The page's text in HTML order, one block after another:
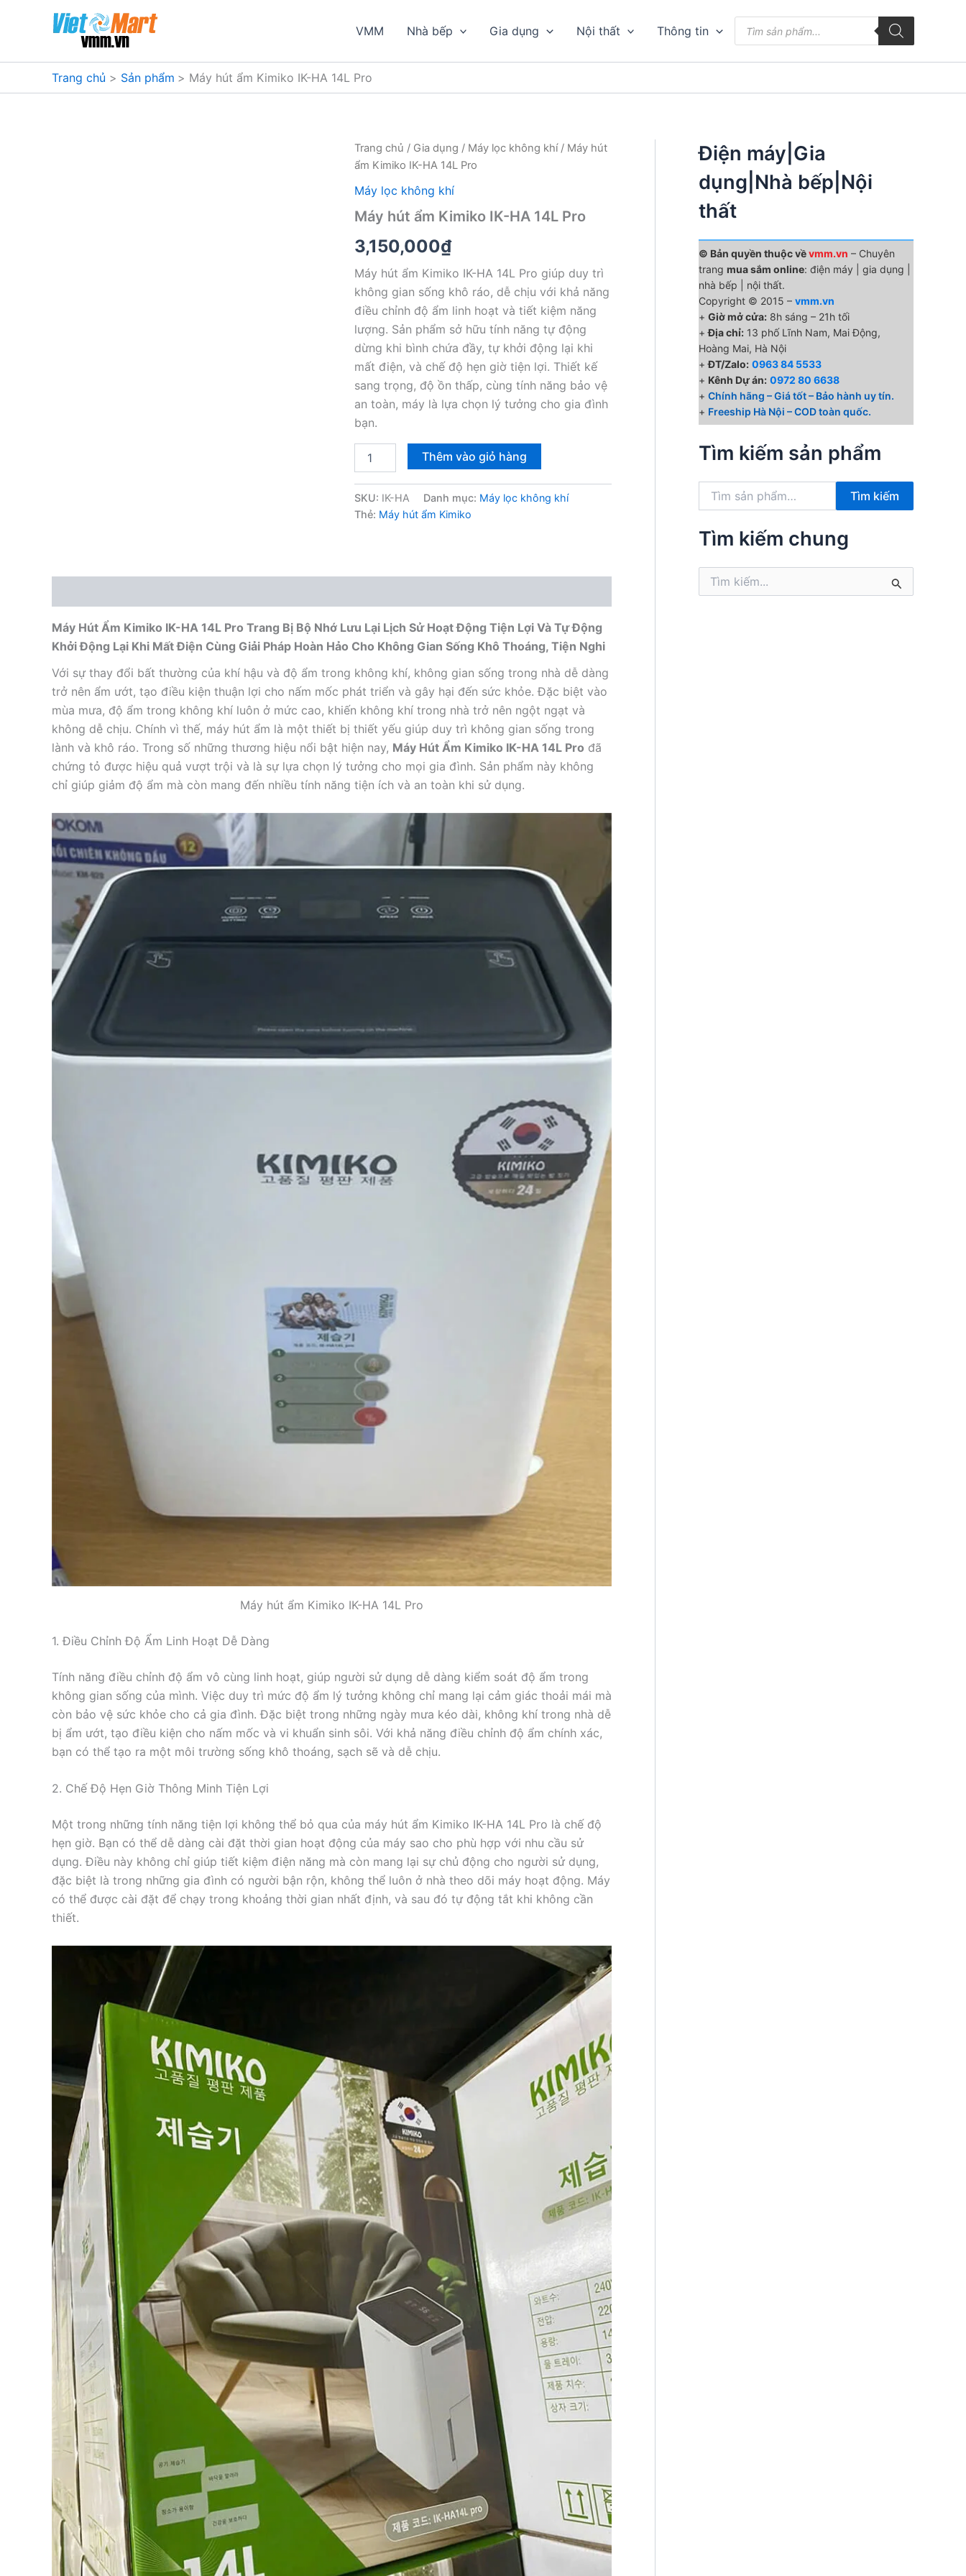
dung
VMM Nhà bếp Gia dụng Nội thất Thông tin
kiếm
phẩm
Trang chủ Sản phẩm Máy hút ẩm Kimiko IK-HA 14L Pro
Trang chủ / Gia dụng / Máy lọc không khí/ Máy hút
ẩm Kimiko IK-HA 14L Pro
Máy lọc không khí
Máy hút ẩm Kimiko IK-HA 14L Pro
3,150,000₫
Máy hút ẩm Kimiko IK-HA 14L Pro giúp duy trì
không gian sống khô ráo, dễ chịu với khả năng
điều chỉnh độ ẩm linh hoạt và tiết kiệm năng
lượng. Sản phẩm sở hữu tính năng tự động
dừng khi bình chứa đầy, tự khởi động lại khi
mất điện, và chế độ hẹn giờ tiện lợi. Thiết kế
sang trọng, độ ồn thấp, cùng tính năng bảo vệ
an toàn, máy là lựa chọn lý tưởng cho gia đình
bạn.
Kimiko
HA
lượng
Thêm vào giỏ hàng
SKU: IK-HA Danh mục: Máy lọc không khí
Thẻ: Máy hút ẩm Kimiko
Máy Hút Ẩm Kimiko IK-HA 14L Pro Trang Bị Bộ Nhớ Lưu Lại Lịch Sử Hoạt Động Tiện Lợi Và Tự Động
Khởi Động Lại Khi Mất Điện Cùng Giải Pháp Hoàn Hảo Cho Không Gian Sống Khô Thoáng, Tiện Nghi
Với sự thay đổi bất thường của khí hậu và độ ẩm trong không khí, không gian sống trong nhà dễ dàng
trở nên ẩm ướt, tạo điều kiện thuận lợi cho nấm mốc phát triển và gây hại đến sức khỏe. Đặc biệt vào
mùa mưa, độ ẩm trong không khí luôn ở mức cao, khiến không khí trong nhà trở nên ngột ngạt và
không dễ chịu. Chính vì thế, máy hút ẩm là một thiết bị thiết yếu giúp duy trì không gian sống trong
lành và khô ráo. Trong số những thương hiệu nổi bật hiện nay, Máy Hút Ẩm Kimiko IK-HA 14L Pro đã
chứng tỏ được hiệu quả vượt trội và là sự lựa chọn lý tưởng cho mọi gia đình. Sản phẩm này không
chỉ giúp giảm độ ẩm mà còn mang đến nhiều tính năng tiện ích và an toàn khi sử dụng.
Máy hút ẩm Kimiko IK-HA 14L Pro
1. Điều Chỉnh Độ Ẩm Linh Hoạt Dễ Dàng
Tính năng điều chỉnh độ ẩm vô cùng linh hoạt, giúp người sử dụng dễ dàng kiểm soát độ ẩm trong
không gian sống của mình. Việc duy trì mức độ ẩm lý tưởng không chỉ mang lại cảm giác thoải mái mà
còn bảo vệ sức khỏe cho cả gia đình. Đặc biệt trong những ngày mưa kéo dài, không khí trong nhà dễ
bị ẩm ướt, tạo điều kiện cho nấm mốc và vi khuẩn sinh sôi. Với khả năng điều chỉnh độ ẩm chính xác,
bạn có thể tạo ra một môi trường sống khô thoáng, sạch sẽ và dễ chịu.
2. Chế Độ Hẹn Giờ Thông Minh Tiện Lợi
Một trong những tính năng tiện lợi không thể bỏ qua của máy hút ẩm Kimiko IK-HA 14L Pro là chế độ
hẹn giờ. Bạn có thể dễ dàng cài đặt thời gian hoạt động của máy sao cho phù hợp với nhu cầu sử
dụng. Điều này không chỉ giúp tiết kiệm điện năng mà còn mang lại sự chủ động cho người sử dụng,
đặc biệt là trong những gia đình có người bận rộn, không thể luôn ở nhà theo dõi máy hoạt động. Máy
có thể được cài đặt để chạy trong khoảng thời gian nhất định, và sau đó tự động tắt khi không cần
thiết.
Điện máy|Gia
dụng|Nhà bếp|Nội
thất
© Bản quyền thuộc vềvmm.vn – Chuyên
trang mua sắm online: điện máy | gia dụng |
nhà bếp | nội thất.
Copyright © 2015 – vmm.vn
+ Giờ mở cửa: 8h sáng – 21h tối
+Địa chỉ: 13 phố Lĩnh Nam, Mai Động,
Hoàng Mai, Hà Nội
+ĐT/Zalo: 0963 84 5533
+ Kênh Dự án: 0972 80 6638
+ Chính hãng – Giá tốt – Bảo hành uy tín.
+ Freeship Hà Nội – COD toàn quốc.
Tìm kiếm sản phẩm
k
Tìm kiếm
Tìm kiếm chung